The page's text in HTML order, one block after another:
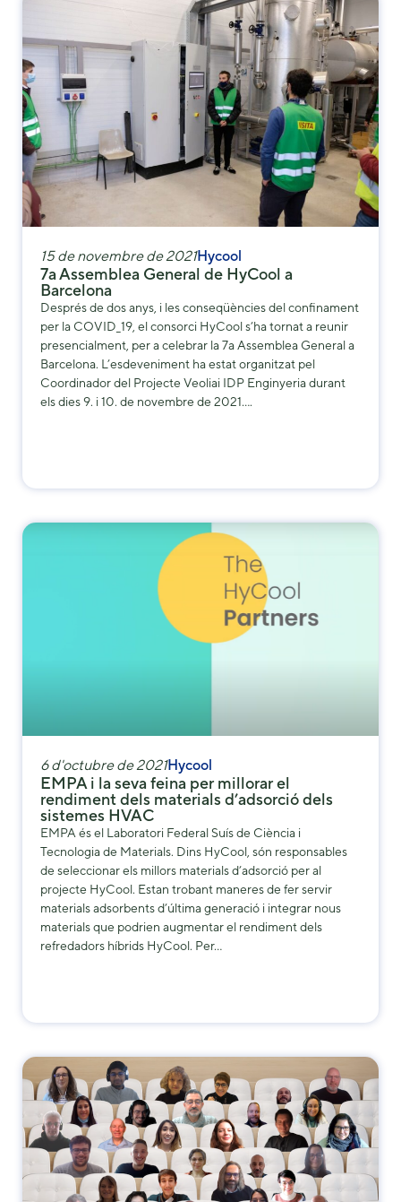
15 de novembre de 2021Hycool
7a Assemblea General de HyCool a
Barcelona
Després de dos anys, i les conseqüències del confinament
per la COVID_19, el consorci HyCool s’ha tornat a reunir
presencialment, per a celebrar la 7a Assemblea General a
Barcelona. L’esdeveniment ha estat organitzat pel
Coordinador del Projecte Veoliai IDP Enginyeria durant
els dies 9. i 10. de novembre de 2021….
6 d'octubre de 2021Hycool
EMPA i la seva feina per millorar el
rendiment dels materials d’adsorció dels
sistemes HVAC
EMPA és el Laboratori Federal Suís de Ciència i
Tecnologia de Materials. Dins HyCool, són responsables
de seleccionar els millors materials d’adsorció per al
projecte HyCool. Estan trobant maneres de fer servir
materials adsorbents d’última generació i integrar nous
materials que podrien augmentar el rendiment dels
refredadors híbrids HyCool. Per…